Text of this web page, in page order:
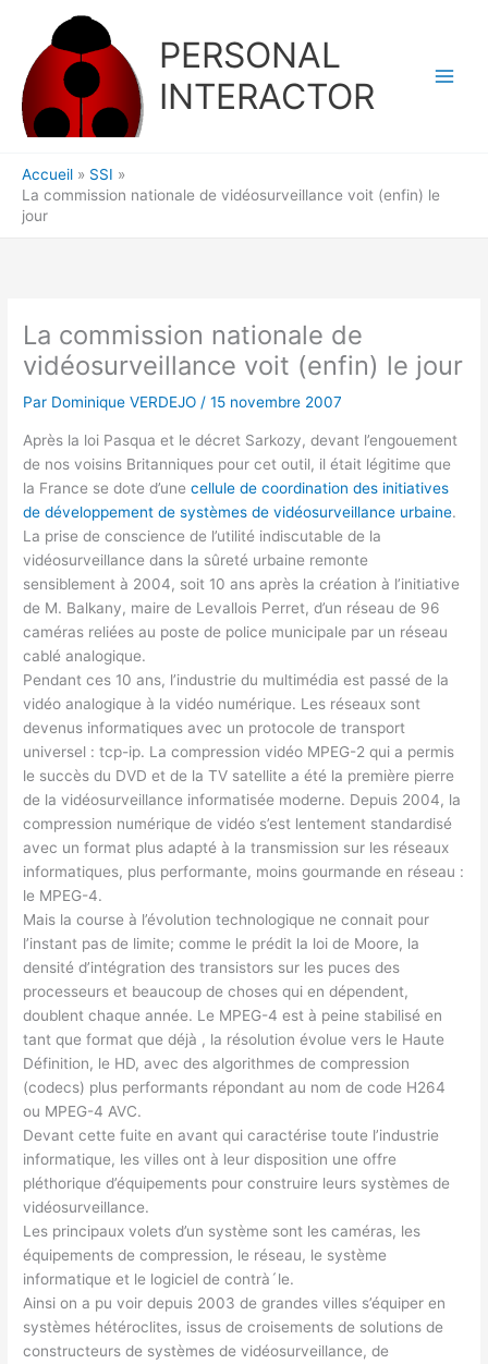
contenu
PERSONAL
INTERACTOR
Accueil
SSI
La commission nationale de vidéosurveillance voit (enfin) le
jour
La commission nationale de
vidéosurveillance voit (enfin) le jour
Par Dominique VERDEJO /15 novembre 2007
Après la loi Pasqua et le décret Sarkozy, devant l’engouement
de nos voisins Britanniques pour cet outil, il était légitime que
la France se dote d’unecellule de coordination des initiatives
de développement de systèmes de vidéosurveillance urbaine.
La prise de conscience de l’utilité indiscutable de la
vidéosurveillance dans la sûreté urbaine remonte
sensiblement à 2004, soit 10 ans après la création à l’initiative
de M. Balkany, maire de Levallois Perret, d’un réseau de 96
caméras reliées au poste de police municipale par un réseau
cablé analogique.
Pendant ces 10 ans, l’industrie du multimédia est passé de la
vidéo analogique à la vidéo numérique. Les réseaux sont
devenus informatiques avec un protocole de transport
universel : tcp-ip. La compression vidéo MPEG-2 qui a permis
le succès du DVD et de la TV satellite a été la première pierre
de la vidéosurveillance informatisée moderne. Depuis 2004, la
compression numérique de vidéo s’est lentement standardisé
avec un format plus adapté à la transmission sur les réseaux
informatiques, plus performante, moins gourmande en réseau :
le MPEG-4.
Mais la course à l’évolution technologique ne connait pour
l’instant pas de limite; comme le prédit la loi de Moore, la
densité d’intégration des transistors sur les puces des
processeurs et beaucoup de choses qui en dépendent,
doublent chaque année. Le MPEG-4 est à peine stabilisé en
tant que format que déjà , la résolution évolue vers le Haute
Définition, le HD, avec des algorithmes de compression
(codecs) plus performants répondant au nom de code H264
ou MPEG-4 AVC.
Devant cette fuite en avant qui caractérise toute l’industrie
informatique, les villes ont à leur disposition une offre
pléthorique d’équipements pour construire leurs systèmes de
vidéosurveillance.
Les principaux volets d’un système sont les caméras, les
équipements de compression, le réseau, le système
informatique et le logiciel de contrà´le.
Ainsi on a pu voir depuis 2003 de grandes villes s’équiper en
systèmes hétéroclites, issus de croisements de solutions de
constructeurs de systèmes de vidéosurveillance, de